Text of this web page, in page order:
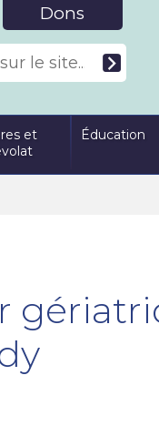
Dons
et
Éducation